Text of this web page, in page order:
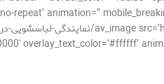
repeat’ animation=”
overlay_text_color=’#ffffff’